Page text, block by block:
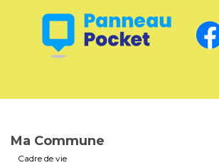
Ma Commune
Cadre de vie